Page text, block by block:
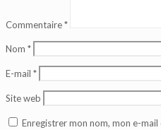
Commentaire*
Nom *
E-mail *
Site web
Enregistrer mon nom, mon e-